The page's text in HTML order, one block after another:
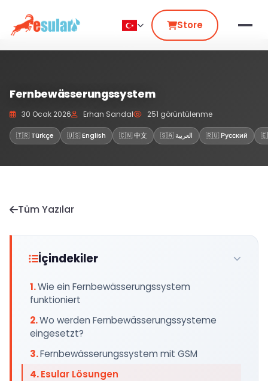
Store
Fernbewässerungssystem
30 Ocak 2026 Erhan Sandal 251 görüntülenme
🇹🇷 Türkçe 🇺🇸 English 🇨🇳 中文 🇸🇦 العربية 🇷🇺 Русский
Tüm Yazılar
İçindekiler
Wie ein Fernbewässerungssystem
funktioniert
Wo werden Fernbewässerungssysteme
eingesetzt?
Fernbewässerungssystem mit GSM
Esular Lösungen